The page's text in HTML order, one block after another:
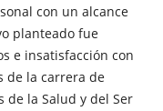
con un alcance
planteado fue
e insatisfacción con
de la carrera de
de la Salud y del Ser